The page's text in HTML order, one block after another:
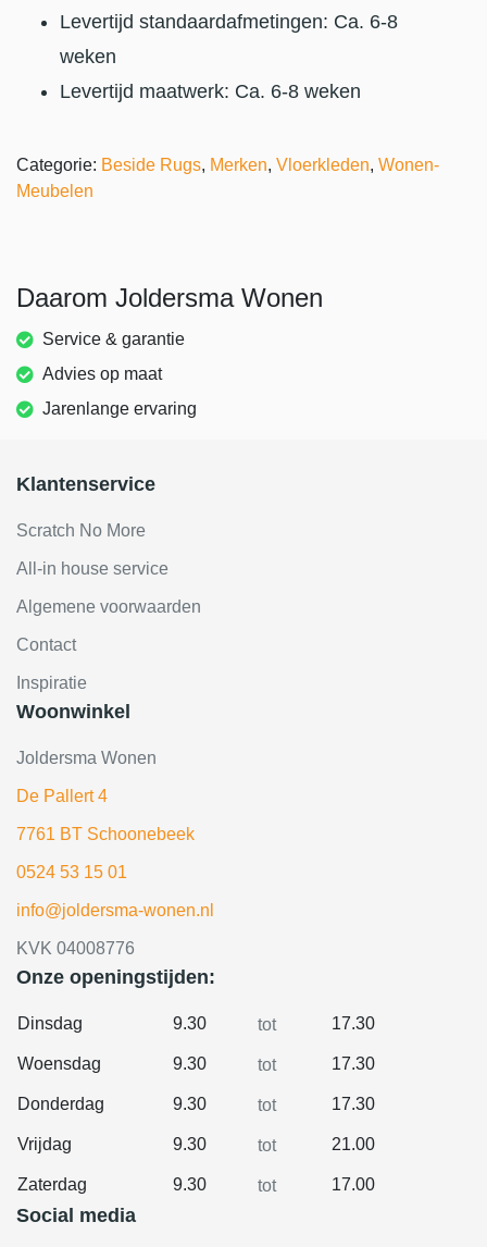
Levertijd standaardafmetingen: Ca. 6-8
weken
Levertijd maatwerk: Ca. 6-8 weken
Categorie: Beside Rugs, Merken, Vloerkleden, Wonen-
Meubelen
Daarom Joldersma Wonen
Service & garantie
Advies op maat
Jarenlange ervaring
Klantenservice
Scratch No More
All-in house service
Algemene voorwaarden
Contact
Inspiratie
Woonwinkel
Joldersma Wonen
De Pallert 4
7761 BT Schoonebeek
0524 53 15 01
info@joldersma-wonen.nl
KVK 04008776
Onze openingstijden:
Dinsdag 9.30 tot 17.30
Woensdag 9.30 tot 17.30
Donderdag 9.30 tot 17.30
Vrijdag 9.30 tot 21.00
Zaterdag 9.30 tot 17.00
Social media